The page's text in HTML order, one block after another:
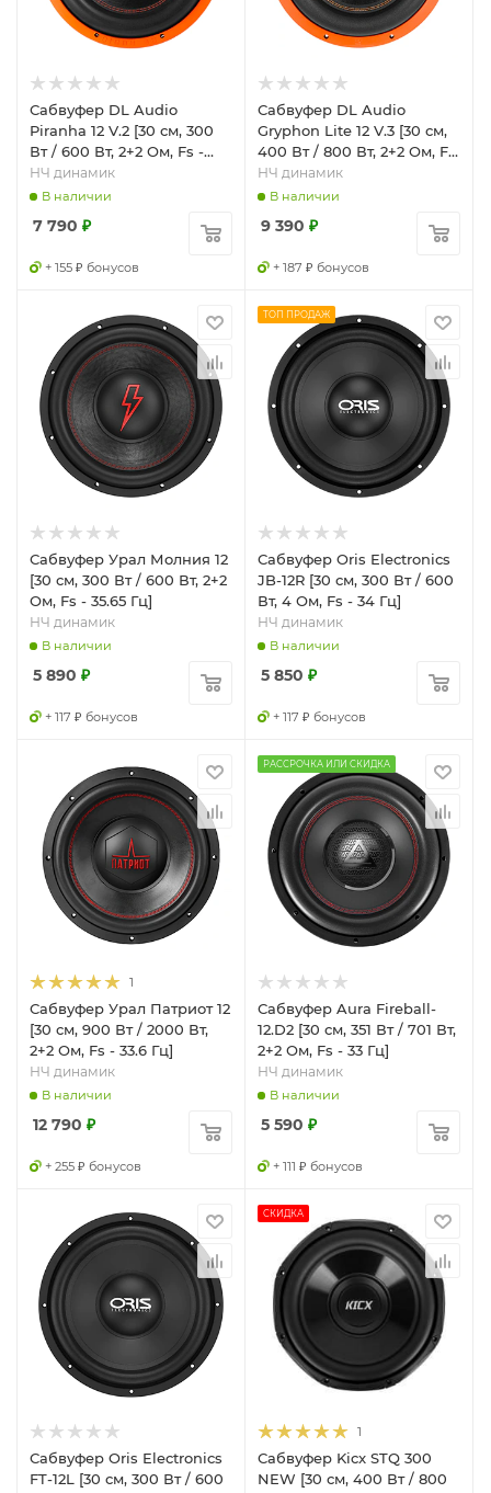
Сабвуфер DL Audio
Piranha 12 V.2 [30 см, 300
Вт / 600 Вт, 2+2 Ом, Fs -
30.6 Гц]
НЧ динамик
В наличии
7 790 ₽
+ 155 ₽ бонусов
Сабвуфер DL Audio
Gryphon Lite 12 V.3 [30 см,
400 Вт / 800 Вт, 2+2 Ом, Fs
- 30.1 Гц]
НЧ динамик
В наличии
9 390 ₽
+ 187 ₽ бонусов
Сабвуфер Урал Молния 12
[30 см, 300 Вт / 600 Вт, 2+2
Ом, Fs - 35.65 Гц]
НЧ динамик
В наличии
5 890 ₽
+ 117 ₽ бонусов
ТОП ПРОДАЖ
Сабвуфер Oris Electronics
JB-12R [30 см, 300 Вт / 600
Вт, 4 Ом, Fs - 34 Гц]
НЧ динамик
В наличии
5 850 ₽
+ 117 ₽ бонусов
1
Сабвуфер Урал Патриот 12
[30 см, 900 Вт / 2000 Вт,
2+2 Ом, Fs - 33.6 Гц]
НЧ динамик
В наличии
12 790 ₽
+ 255 ₽ бонусов
РАССРОЧКА ИЛИ СКИДКА
Сабвуфер Aura Fireball-
12.D2 [30 см, 351 Вт / 701 Вт,
2+2 Ом, Fs - 33 Гц]
НЧ динамик
В наличии
5 590 ₽
+ 111 ₽ бонусов
Сабвуфер Oris Electronics
FT-12L [30 см, 300 Вт / 600
СКИДКА
1
Сабвуфер Kicx STQ 300
NEW [30 см, 400 Вт / 800